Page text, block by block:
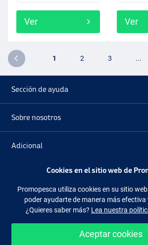
Ver Ver
1 2 3 ...
Sección de ayuda
Sobre nosotros
Adicional
Síguenos Facebook
Cookies en el sitio web de
Promopesca utiliza cookies en su sitio
poder ayudarte de manera más
¿Quieres saber más? Lea nuestra
Aceptar cookies